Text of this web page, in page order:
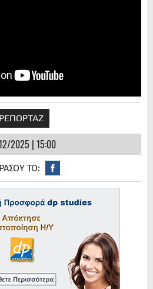
ΡΕΠΟΡΤΑΖ
2025 | 15:00
ΤΟ: